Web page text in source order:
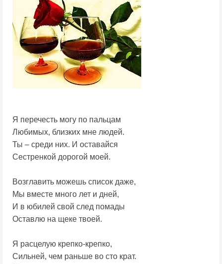
Я перечесть могу по пальцам
Любимых, близких мне людей.
Ты – среди них. И оставайся
Сестренкой дорогой моей.
Возглавить можешь список даже,
Мы вместе много лет и дней,
И в юбилей свой след помады
Оставлю на щеке твоей.
Я расцелую крепко-крепко,
Сильней, чем раньше во сто крат.